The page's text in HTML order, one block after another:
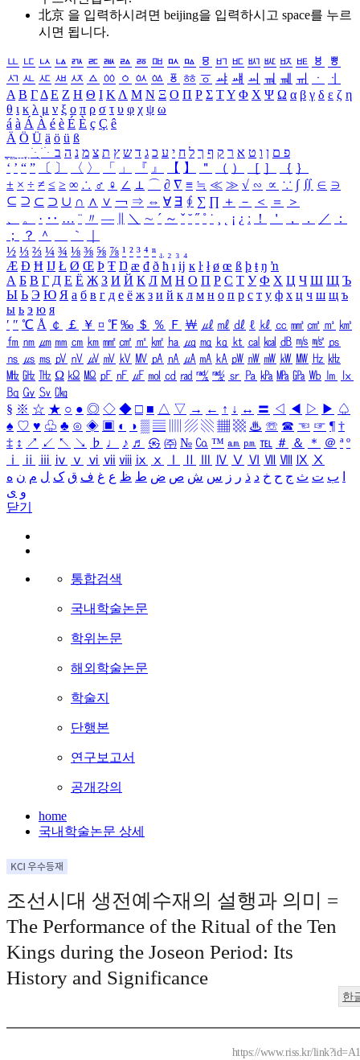
北京 을 입력하시려면 beijing을 입력하시고 space를 누르
시면 됩니다.
ㅥ ㅦ ㅧ ㅨ ㅩ ㅪ ㅫ ㅬ ㅭ ㅮ ㅯ ㅰ ㅱ ㅲ ㅳ ㅴ ㅵ ㅶ ㅷ ㅸ
ㅹ
ㅺ ㅻ ㅼ ㅽ ㅾ ㅿ ㆀ ㆁ ㆂ ㆃ ㆄ ㆅ ㆆ ㆇ ㆈ ㆉ ㆊ ㆋ ㆌ ㆍ
ㆎ
Α Β ΓΔ Ε Ζ Η Θ Ι ΚΛ Μ Ν Ξ Ο Π Ρ Σ ΤΥ Φ Χ Ψ Ω α β γ δ ε ζ η
θ ι κ λ μ ν ξ ο π ρ σ τ υ φ χ ψ ω
á à Á À é è É È ç Ç ê
Ä Ö Ü ä ö ü ß
ִֶֹ ֻּ ׁׂ פ ם ן ו ט א ר ק ף ך ל ח י ע כ ג ד ש ץ ת צ מ נ ה ב
‘ ’ “ ” 〔 〕 〈 〉 「 」 『 』 【 】 ＂ （ ） ［ ］ ｛ ｝
± × ÷ ≠ ≤ ≥ ∞ ∴ ♂ ♀ ∠ ⊥ ⌒ ∂ ∇ ≡ ≒ ≪ ≫ √ ∽ ∝ ∵ ∫ ∬ ∈ ∋
⊆ ⊇ ⊂ ⊃ ∪ ∩ ∧ ∨ ￢ ⇒ ⇔ ∀ ∃ ∮ ∑ ∏ ＋ － ＜ ＝
＞
、
。 · ‥ … ¨ 〃 ― ＼ ∼ ´ ～ ˇ ˘ ˝ ˚ ˙ ¸ ¡ ¿ ː ！ ＇ ， ． ／
：
；
？ ＾ ｀
½ ⅓ ⅔ ¼ ¾ ⅛ ⅜ ⅝ ⅞ ¹ ² ³ ⁴ ⁿ ₁ ₂ ₃ ₄
Æ Ð Ħ Ĳ Ł Ø Œ Þ Ŧ Ŋ æ đ ð ħ ı ĳ ĸ ŀ ł ø œ ß þ ŧ ŋ ŉ
А Б В Г Д Е Ё Ж З И Й К Л М Н О П Р С Т У Ф Х Ц Ч Ш Щ Ъ
Ы Ь Э Ю Я а б в г д е ё ж з и й к л м н о п р с т у ф х ц ч ш щ ъ
ы ь э ю я
′ ″ ℃ Å ￠ ￡ ￥ ¤ ℉ ‰ ＄ ％ Ｆ ￦ ㎕ ㎖ ㎗ ℓ ㎘ ㏄ ㎣ ㎤ ㎥ ㎦
㎙ ㎚ ㎛ ㎜ ㎝ ㎞ ㎟ ㎠ ㎡ ㎢ ㏊ ㎍ ㎎ ㎏ ㏏ ㎈ ㎉ ㏈ ㎧ ㎨ ㎰
㎱ ㎲ ㎳ ㎴ ㎵ ㎶ ㎷ ㎸ ㎹ ㎀ ㎁ ㎂ ㎃ ㎄ ㎺ ㎻ ㎽ ㎾ ㎿ ㎐ ㎑
㎒ ㎓ ㎔ Ω ㏀ ㏁ ㎊ ㎋ ㎌ ㏖ ㏅ ㎭ ㎮ ㎯ ㏛ ㎩ ㎪ ㎫ ㎬ ㏝ ㏐
㏓
㏃ ㏉ ㏜ ㏆
§ ※ ☆ ★ ○ ● ◎ ◇ ◆ □ ■ △ ▽ → ← ↑ ↓ ↔ 〓 ◁ ◀ ▷ ▶ ♤
♠ ♡ ♥ ♧ ♣ ⊙ ◈ ▣ ◐ ◑ ▒ ▤ ▨ ▧ ▦ ▩ ♨ ☏ ☎ ☜ ☞ ¶ †
‡ ↕ ↗ ↙ ↖ ↘ ♭ ♩ ♪ ♬ ㉿ ㈜ № ㏇ ™ ㏂ ㏘ ℡ ＃ ＆ ＊ ＠ ª º
ⅰ
ⅱ ⅲ ⅳ ⅴ ⅵ ⅶ ⅷ ⅸ ⅹ Ⅳ Ⅴ Ⅵ Ⅶ Ⅷ Ⅸ Ⅹ
ب ت ث ج ح خ د ذ ر ز س ش ص ض ط ظ ع غ ف ق ک ل م ن ه
و ی
닫기
통합검색
국내학술논문
학위논문
해외학술논문
학술지
단행본
연구보고서
공개강의
home
국내학술논문 상세
조선시대 생전예수재의 설행과 의미 =
The Performance of the Ritual of the Ten
Kings during the Joseon Period: Its
History and Significance
한
https://www.riss.kr/